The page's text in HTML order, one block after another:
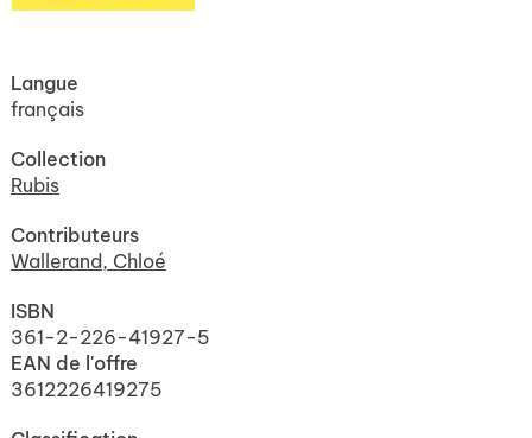
Langue
français
Collection
Rubis
Contributeurs
Wallerand, Chloé
ISBN
361-2-226-41927-5
EAN de l'offre
3612226419275